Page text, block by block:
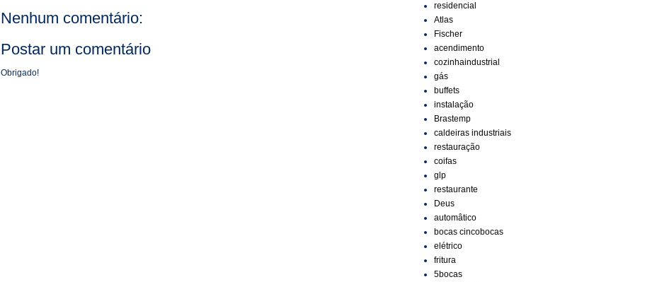
Nenhum comentário:
Postar um comentário
Obrigado!
residencial
Atlas
Fischer
acendimento
cozinhaindustrial
gás
buffets
instalação
Brastemp
caldeiras industriais
restauração
coifas
glp
restaurante
Deus
automâtico
bocas cincobocas
elétrico
fritura
5bocas